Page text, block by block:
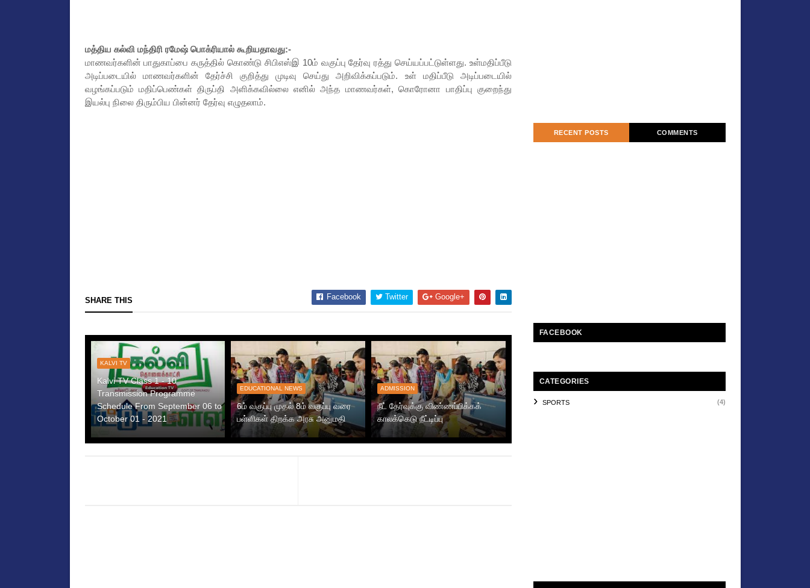
மத்திய கல்வி மந்திரி ரமேஷ் பொக்ரியால் கூறியதாவது:-
மாணவர்களின் பாதுகாப்பை கருத்தில் கொண்டு சிபிஎஸ்இ 10ம் வகுப்பு தேர்வு ரத்து செய்யப்பட்டுள்ளது. உள்மதிப்பீடு
அடிப்படையில் மாணவர்களின் தேர்ச்சி குறித்து முடிவு செய்து அறிவிக்கப்படும். உள் மதிப்பீடு அடிப்படையில்
வழங்கப்படும் மதிப்பெண்கள் திருப்தி அளிக்கவில்லை எனில் அந்த மாணவர்கள், கொரோனா பாதிப்பு குறைந்து
இயல்பு நிலை திரும்பிய பின்னர் தேர்வு எழுதலாம்.
SHARE THIS Facebook Twitter Google+
KALVI TV
Kalvi TV Class 1 - 10
Transmission Programme
Schedule From September 06 to
October 01 - 2021
EDUCATIONAL NEWS
6ம் வகுப்பு முதல் 8ம் வகுப்பு வரை
பள்ளிகள் திறக்க அரசு அனுமதி
ADMISSION
நீட் தேர்வுக்கு விண்ணப்பிக்கக்
காலக்கெடு நீட்டிப்பு
RECENT POSTS COMMENTS
FACEBOOK
CATEGORIES
SPORTS (4)